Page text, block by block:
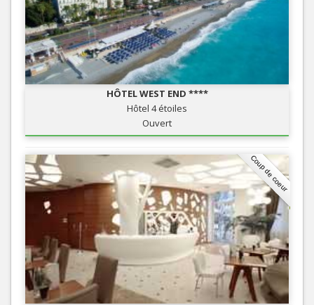
HÔTEL WEST END ****
Hôtel 4 étoiles
Ouvert
Coup de coeur